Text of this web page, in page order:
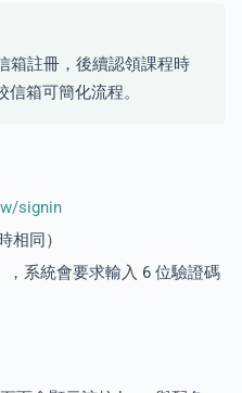
箱註冊，後續認領課程時
箱可簡化流程。
signin
相同）
，系統會要求輸入 6 位驗證碼